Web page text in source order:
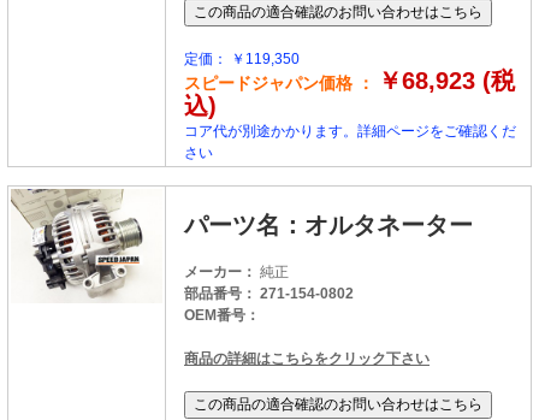
定価： ￥119,350
スピードジャパン価格 ：
￥68,923 (税
込)
コア代が別途かかります。詳細ページをご確認くだ
さい
パーツ名：オルタネーター
メーカー： 純正
部品番号： 271-154-0802
OEM番号：
商品の詳細はこちらをクリック下さい